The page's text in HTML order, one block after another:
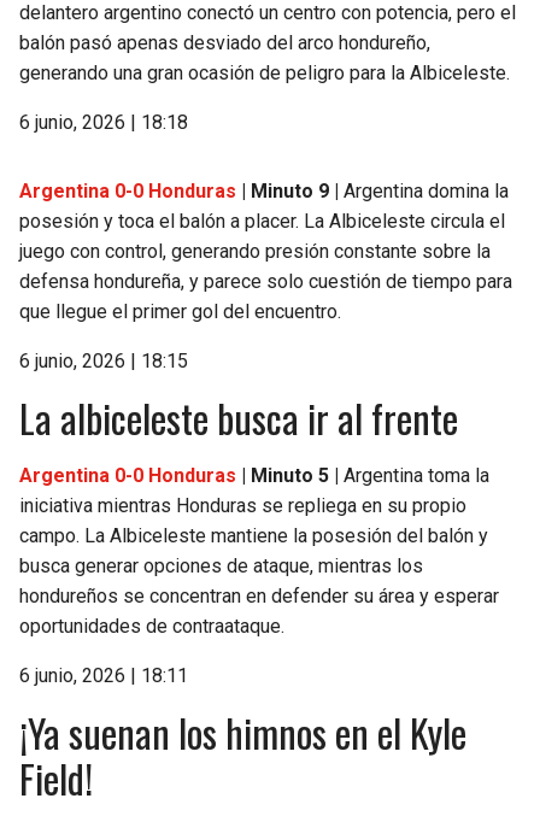
delantero argentino conectó un centro con potencia, pero el
balón pasó apenas desviado del arco hondureño,
generando una gran ocasión de peligro para la Albiceleste.
6 junio, 2026 | 18:18
Argentina 0-0 Honduras | Minuto 9 | Argentina domina la
posesión y toca el balón a placer. La Albiceleste circula el
juego con control, generando presión constante sobre la
defensa hondureña, y parece solo cuestión de tiempo para
que llegue el primer gol del encuentro.
6 junio, 2026 | 18:15
La albiceleste busca ir al frente
Argentina 0-0 Honduras | Minuto 5 | Argentina toma la
iniciativa mientras Honduras se repliega en su propio
campo. La Albiceleste mantiene la posesión del balón y
busca generar opciones de ataque, mientras los
hondureños se concentran en defender su área y esperar
oportunidades de contraataque.
6 junio, 2026 | 18:11
¡Ya suenan los himnos en el Kyle
Field!